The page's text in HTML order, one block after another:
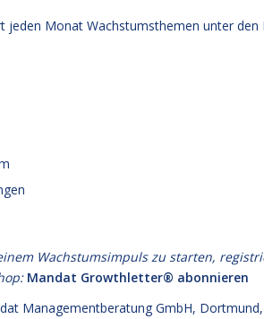
Monat Wachstumsthemen unter den
Wachstumsimpuls zu starten,
Mandat Growthletter® abonnieren
Managementberatung GmbH,